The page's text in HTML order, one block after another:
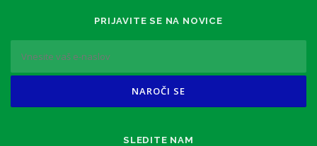
PRIJAVITE SE NA NOVICE
SLEDITE NAM